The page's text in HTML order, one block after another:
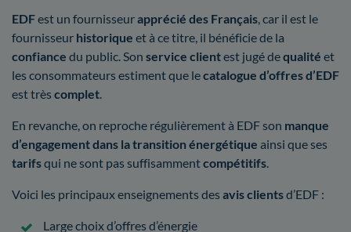
EDFest un fournisseurapprécié des Français, car il est le
fournisseur historique et à ce titre, il bénéficie de la
confiance du public. Son service clientest jugé dequalité et
les consommateurs estiment que lecatalogue d’offres d’EDF
est très complet.
En revanche, on reproche régulièrement à EDF son manque
d’engagement dans la transition énergétique ainsi que ses
tarifsqui ne sont pas suffisammentcompétitifs.
Voici les principaux enseignements des avis clientsd’EDF :
Large choix d’offres d’énergie